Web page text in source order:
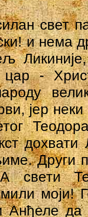
свет
и нема
-
јер
Други
свети
моји!
Анђеле